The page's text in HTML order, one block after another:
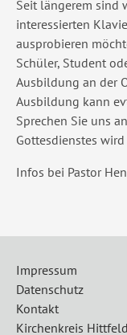
Seit längerem sind
interessierten
ausprobieren
Schüler, Student
Ausbildung an der
Ausbildung kann
Sprechen Sie uns
Gottesdienstes
Infos bei Pastor
Impressum
Datenschutz
Kontakt
Kirchenkreis Hittfeld